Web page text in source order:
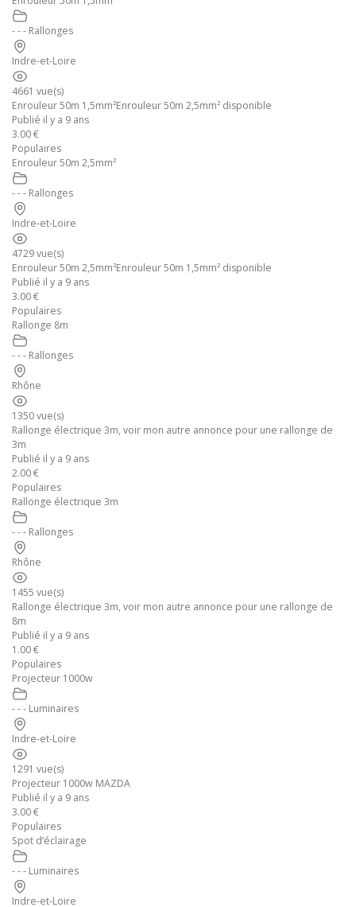
- - - Rallonges
Indre-et-Loire
4661 vue(s)
Enrouleur 50m 1,5mm²Enrouleur 50m 2,5mm² disponible
Publié il y a 9 ans
3.00 €
Populaires
Enrouleur 50m 2,5mm²
- - - Rallonges
Indre-et-Loire
4729 vue(s)
Enrouleur 50m 2,5mm²Enrouleur 50m 1,5mm² disponible
Publié il y a 9 ans
3.00 €
Populaires
Rallonge 8m
- - - Rallonges
Rhône
1350 vue(s)
Rallonge électrique 3m, voir mon autre annonce pour une rallonge de
3m
Publié il y a 9 ans
2.00 €
Populaires
Rallonge électrique 3m
- - - Rallonges
Rhône
1455 vue(s)
Rallonge électrique 3m, voir mon autre annonce pour une rallonge de
8m
Publié il y a 9 ans
1.00 €
Populaires
Projecteur 1000w
- - - Luminaires
Indre-et-Loire
1291 vue(s)
Projecteur 1000w MAZDA
Publié il y a 9 ans
3.00 €
Populaires
Spot d’éclairage
- - - Luminaires
Indre-et-Loire